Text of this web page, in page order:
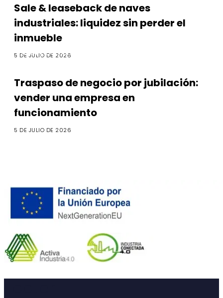
Sale & leaseback de naves
industriales: liquidez sin perder el
inmueble
5 DE JULIO DE 2026
M&A y Compraventa
Traspaso de negocio por jubilación:
vender una empresa en
funcionamiento
5 DE JULIO DE 2026